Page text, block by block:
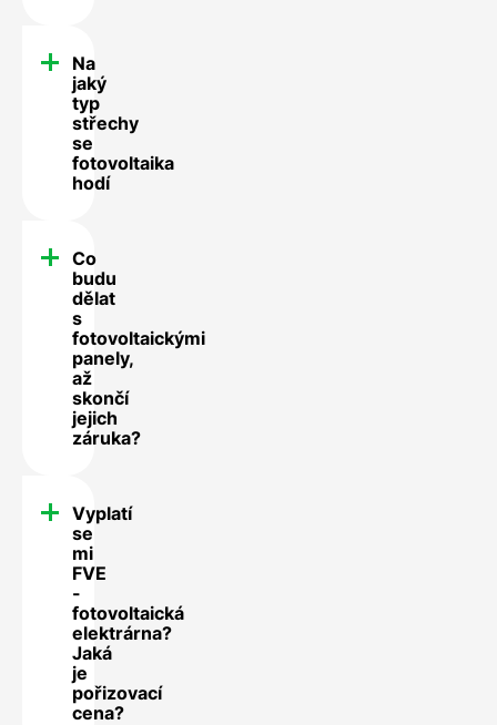
Na
jaký
typ
střechy
se
fotovoltaika
hodí
Co
budu
dělat
s
fotovoltaickými
panely,
až
skončí
jejich
záruka?
Vyplatí
se
mi
FVE
-
fotovoltaická
elektrárna?
Jaká
je
pořizovací
cena?